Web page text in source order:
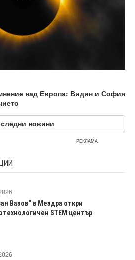
над Европа: Видин и София
новини
РЕКЛАМА
Вазов“ в Мездра откри
STEM център